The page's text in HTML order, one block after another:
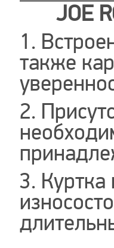
JOE
1.
также
2.
3. Куртка